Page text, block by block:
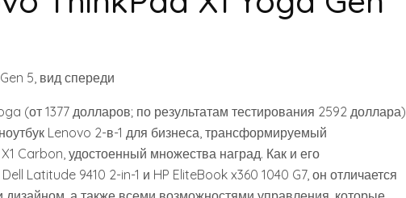
(от 1377 долларов; по результатам тестирования 2592 доллара)
Lenovo 2-в-1 для бизнеса, трансформируемый
Carbon, удостоенный множества наград. Как и его
Latitude 9410 2-in-1 и HP EliteBook x360 1040 G7, он отличается